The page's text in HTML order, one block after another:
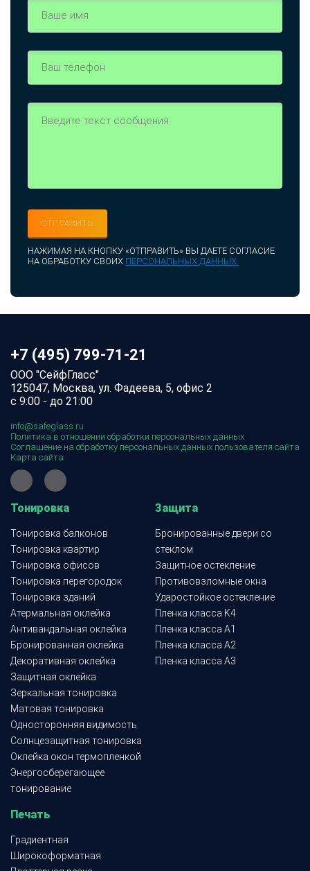
НАЖИМАЯ НА КНОПКУ «ОТПРАВИТЬ» ВЫ ДАЕТЕ СОГЛАСИЕ
НА ОБРАБОТКУ СВОИХ ПЕРСОНАЛЬНЫХ ДАННЫХ.
Тонировка
Тонировка балконов
Тонировка квартир
Тонировка офисов
Тонировка перегородок
Тонировка зданий
Атермальная оклейка
Антивандальная оклейка
Бронированная оклейка
Декоративная оклейка
Защитная оклейка
Зеркальная тонировка
Матовая тонировка
Односторонняя видимость
Солнцезащитная тонировка
Оклейка окон термопленкой
Энергосберегающее
тонирование
Защита
Бронированные двери со
стеклом
Защитное остекление
Противовзломные окна
Ударостойкое остекление
Пленка класса K4
Пленка класса A1
Пленка класса A2
Пленка класса A3
Печать
Градиентная
Широкоформатная
+7 (495) 799-71-21
ООО "СейфГласс"
125047, Москва, ул. Фадеева, 5, офис 2
с 9:00 - до 21:00
info@safeglass.ru
Политика в отношении обработки персональных данных
Соглашение на обработку персональных данных пользователя сайта
Карта сайта